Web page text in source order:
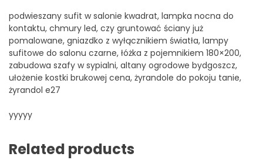
podwieszany sufit w salonie kwadrat, lampka nocna do
kontaktu, chmury led, czy gruntować ściany już
pomalowane, gniazdko z wyłącznikiem światła, lampy
sufitowe do salonu czarne, łóżka z pojemnikiem 180×200,
zabudowa szafy w sypialni, altany ogrodowe bydgoszcz,
ułożenie kostki brukowej cena, żyrandole do pokoju tanie,
żyrandol e27
yyyyy
Related products